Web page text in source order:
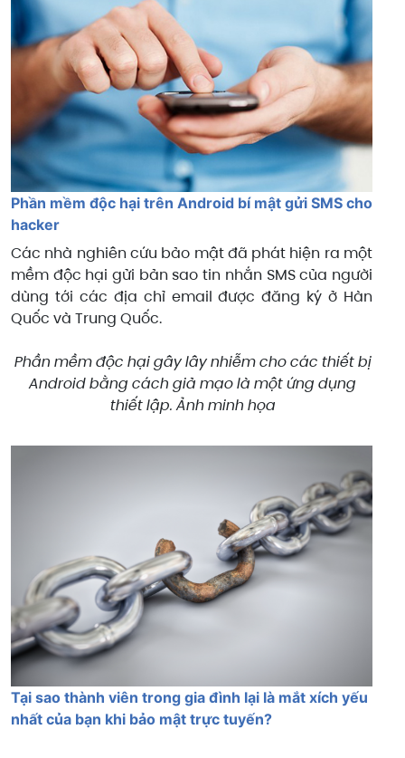
Phần mềm độc hại trên Android bí mật gửi SMS cho
hacker
Các nhà nghiên cứu bảo mật đã phát hiện ra một
mềm độc hại gửi bản sao tin nhắn SMS của người
dùng tới các địa chỉ email được đăng ký ở Hàn
Quốc và Trung Quốc.
Phần mềm độc hại gây lây nhiễm cho các thiết bị
Android bằng cách giả mạo là một ứng dụng
thiết lập. Ảnh minh họa
Tại sao thành viên trong gia đình lại là mắt xích yếu
nhất của bạn khi bảo mật trực tuyến?